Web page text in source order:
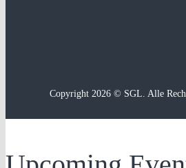
Copyright 2026 © SGL. Alle